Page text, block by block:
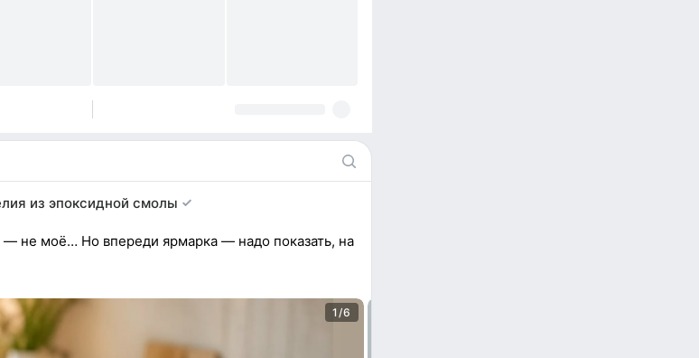
из эпоксидной смолы
не моё… Но впереди ярмарка — надо показать, на
1/6